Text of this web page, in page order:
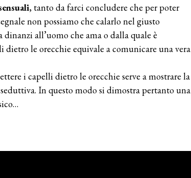
, tanto da farci concludere che per poter
non possiamo che calarlo nel giusto
dinanzi all’uomo che ama o dalla quale è
le orecchie equivale a comunicare una vera
i capelli dietro le orecchie serve a mostrare la
In questo modo si dimostra pertanto una